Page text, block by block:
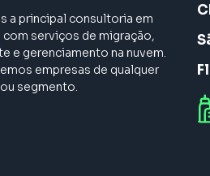
a principal consultoria em
com serviços de migração,
e gerenciamento na nuvem.
empresas de qualquer
segmento.